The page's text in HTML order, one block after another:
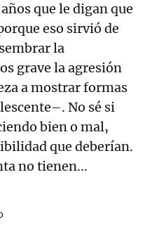
que le digan que
eso sirvió de
la
grave la agresión
a mostrar formas
No sé si
bien o mal,
que deberían.
no tienen...